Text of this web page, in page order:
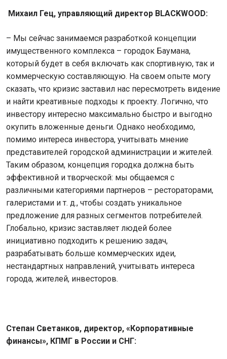
Михаил Гец, управляющий директор BLACKWOOD:
– Мы сейчас занимаемся разработкой концепции
имущественного комплекса – городок Баумана,
который будет в себя включать как спортивную, так и
коммерческую составляющую. На своем опыте могу
сказать, что кризис заставил нас пересмотреть видение
и найти креативные подходы к проекту. Логично, что
инвестору интересно максимально быстро и выгодно
окупить вложенные деньги. Однако необходимо,
помимо интереса инвестора, учитывать мнение
представителей городской администрации и жителей.
Таким образом, концепция городка должна быть
эффективной и творческой: мы общаемся с
различными категориями партнеров – рестораторами,
галеристами и т. д., чтобы создать уникальное
предложение для разных сегментов потребителей.
Глобально, кризис заставляет людей более
инициативно подходить к решению задач,
разрабатывать больше коммерческих идеи,
нестандартных направлений, учитывать интереса
города, жителей, инвесторов.
Степан Светанков, директор, «Корпоративные
финансы», КПМГ в России и СНГ: